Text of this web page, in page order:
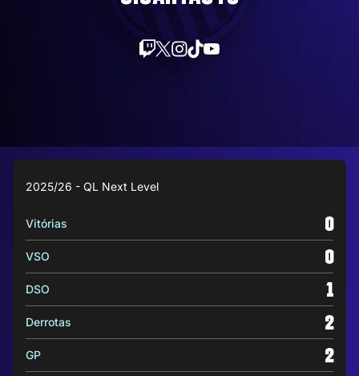
2025/26 - QL Next Level
0
Vitórias
0
VSO
1
DSO
2
Derrotas
2
GP